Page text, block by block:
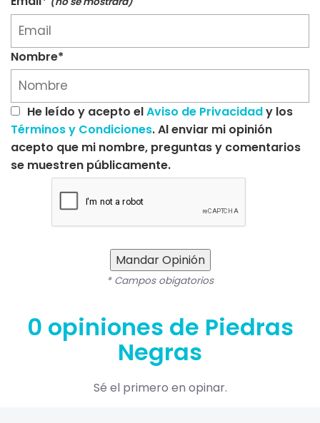
Nombre*
He leído y acepto elAviso de Privacidady los
Términos y Condiciones. Al enviar mi opinión
acepto que mi nombre, preguntas y comentarios
se muestren públicamente.
Mandar Opinión
* Campos obigatorios
0 opiniones de Piedras
Negras
Sé el primero en opinar.